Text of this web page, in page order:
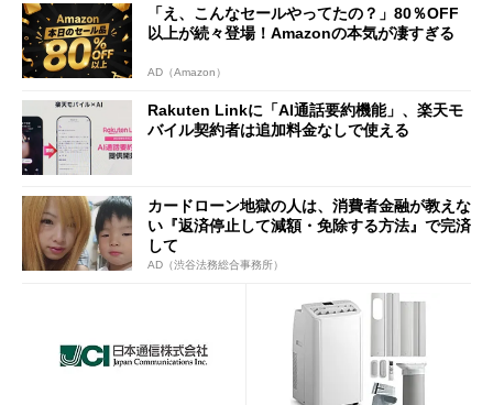
「え、こんなセールやってたの？」80％OFF
以上が続々登場！Amazonの本気が凄すぎる
AD（Amazon）
Rakuten Linkに「AI通話要約機能」、楽天モ
バイル契約者は追加料金なしで使える
カードローン地獄の人は、消費者金融が教えな
い『返済停止して減額・免除する方法』で完済
して
AD（渋谷法務総合事務所）